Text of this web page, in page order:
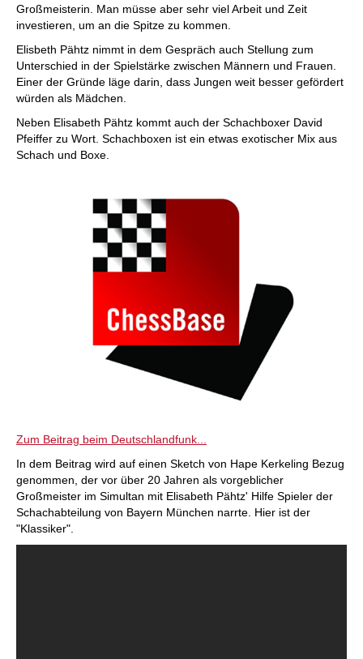
Großmeisterin. Man müsse aber sehr viel Arbeit und Zeit
investieren, um an die Spitze zu kommen.
Elisbeth Pähtz nimmt in dem Gespräch auch Stellung zum
Unterschied in der Spielstärke zwischen Männern und Frauen.
Einer der Gründe läge darin, dass Jungen weit besser gefördert
würden als Mädchen.
Neben Elisabeth Pähtz kommt auch der Schachboxer David
Pfeiffer zu Wort. Schachboxen ist ein etwas exotischer Mix aus
Schach und Boxe.
Zum Beitrag beim Deutschlandfunk...
In dem Beitrag wird auf einen Sketch von Hape Kerkeling Bezug
genommen, der vor über 20 Jahren als vorgeblicher
Großmeister im Simultan mit Elisabeth Pähtz' Hilfe Spieler der
Schachabteilung von Bayern München narrte. Hier ist der
"Klassiker".